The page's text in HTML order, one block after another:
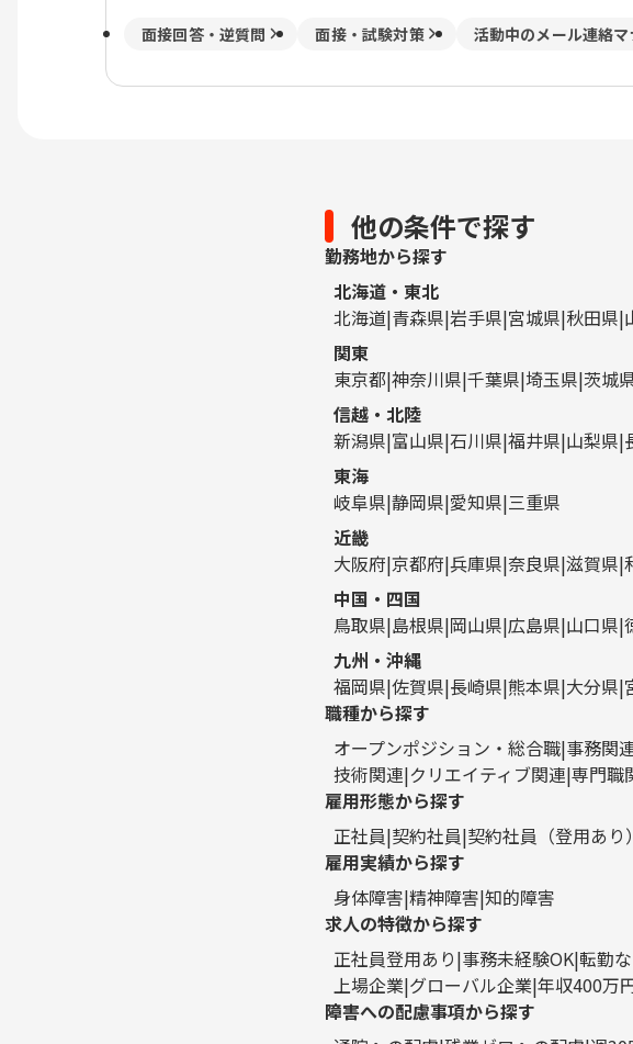
面接回答・逆質問 面接・試験対策 活動中のメール連絡マ
他の条件で探す
勤務地から探す
北海道・東北
北海道 青森県 岩手県 宮城県 秋田県
関東
東京都 神奈川県 千葉県 埼玉県 茨城
信越・北陸
新潟県 富山県 石川県 福井県 山梨県
東海
岐阜県 静岡県 愛知県 三重県
近畿
大阪府 京都府 兵庫県 奈良県 滋賀県
中国・四国
鳥取県 島根県 岡山県 広島県 山口県
九州・沖縄
福岡県 佐賀県 長崎県 熊本県 大分県
職種から探す
オープンポジション・総合職 事務関
技術関連 クリエイティブ関連 専門職
雇用形態から探す
正社員 契約社員 契約社員（登用あり）
雇用実績から探す
身体障害 精神障害 知的障害
求人の特徴から探す
正社員登用あり 事務未経験OK 転勤
上場企業 グローバル企業 年収400万
障害への配慮事項から探す